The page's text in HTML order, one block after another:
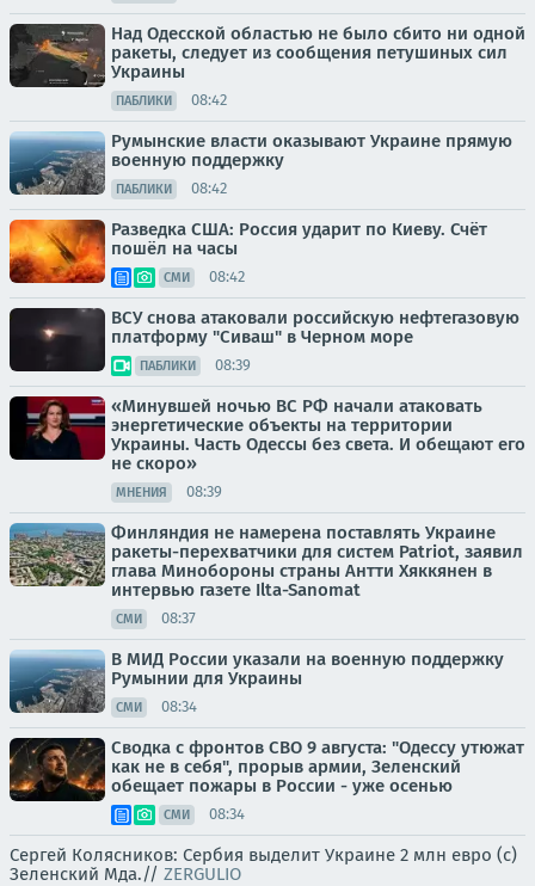
Над Одесской областью не было сбито ни одной
ракеты, следует из сообщения петушиных сил
Украины
ПАБЛИКИ 08:42
Румынские власти оказывают Украине прямую
военную поддержку
ПАБЛИКИ 08:42
Разведка США: Россия ударит по Киеву. Счёт
пошёл на часы
СМИ 08:42
ВСУ снова атаковали российскую нефтегазовую
платформу "Сиваш" в Черном море
ПАБЛИКИ 08:39
«Минувшей ночью ВС РФ начали атаковать
энергетические объекты на территории
Украины. Часть Одессы без света. И обещают его
не скоро»
МНЕНИЯ 08:39
Финляндия не намерена поставлять Украине
ракеты-перехватчики для систем Patriot, заявил
глава Минобороны страны Антти Хяккянен в
интервью газете Ilta-Sanomat
СМИ 08:37
В МИД России указали на военную поддержку
Румынии для Украины
СМИ 08:34
Сводка с фронтов СВО 9 августа: "Одессу утюжат
как не в себя", прорыв армии, Зеленский
обещает пожары в России - уже осенью
СМИ 08:34
Сергей Колясников: Сербия выделит Украине 2 млн евро (с)
Зеленский Мда.// ZERGULIO